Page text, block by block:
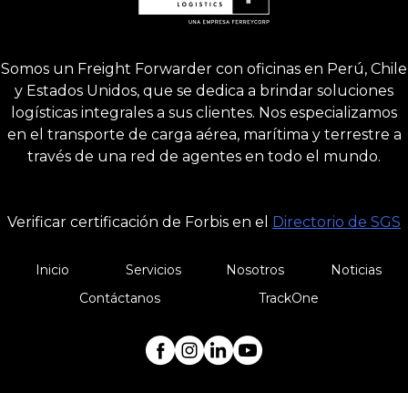
Somos un Freight Forwarder con oficinas en Perú, Chile
y Estados Unidos, que se dedica a brindar soluciones
logísticas integrales a sus clientes. Nos especializamos
en el transporte de carga aérea, marítima y terrestre a
través de una red de agentes en todo el mundo.
Verificar certificación de Forbis en el Directorio de SGS
Inicio Servicios Nosotros
Noticias
Contáctanos
TrackOne